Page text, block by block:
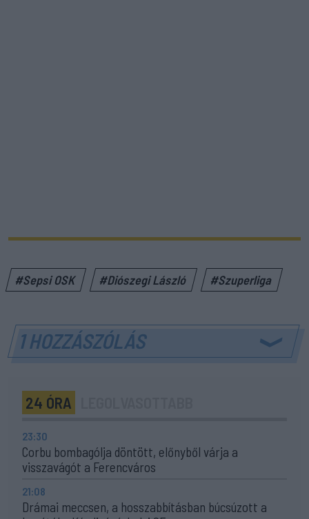
#Sepsi OSK #Diószegi László #Szuperliga
1 HOZZÁSZÓLÁS
24 ÓRA
23:30
Corbu bombagólja döntött, előnyből várja a
visszavágót a Ferencváros
21:08
Drámai meccsen, a hosszabbításban búcsúzott a